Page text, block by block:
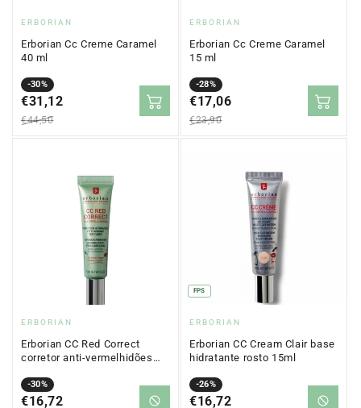
Proveedor:
ERBORIAN
Erborian Cc Creme Caramel
40 ml
-30%
Precio
en
oferta
€31,12
Precio
regular
€44,50
Proveedor:
ERBORIAN
Erborian Cc Creme Caramel
15 ml
-28%
Precio
en
oferta
€17,06
Precio
regular
€23,90
Proveedor:
ERBORIAN
Erborian CC Red Correct
corretor anti-vermelhidões
-30%
Precio
en
€16,72
Precio
regular
FPS
Proveedor:
ERBORIAN
Erborian CC Cream Clair base
hidratante rosto 15ml
-26%
Precio
en
€16,72
Precio
regular